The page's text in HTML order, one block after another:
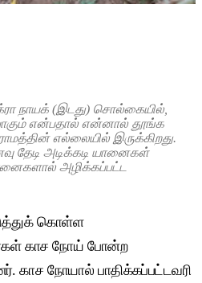
நாயக் (இடது) சொல்கையில்,
என்பதால் என்னால் தூங்க
எல்லையில் இருக்கிறது.
தேடி அடிக்கடி யானைகள்
அழிக்கப்பட்ட
கொள்ள
காச நோய் போன்ற
காச நோயால் பாதிக்கப்பட்டவரி